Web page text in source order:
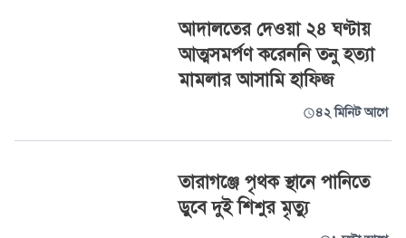
আদালতের দেওয়া ২৪ ঘণ্টায়
আত্মসমর্পণ করেননি তনু হত্যা
মামলার আসামি হাফিজ
৪২ মিনিট আগে
তারাগঞ্জে পৃথক স্থানে পানিতে
ডুবে দুই শিশুর মৃত্যু